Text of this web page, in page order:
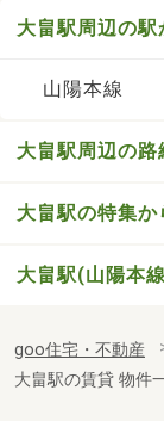
大畠駅周辺の駅
山陽本線
大畠駅周辺の路
大畠駅の特集か
大畠駅(山陽本
goo住宅・不動産
大畠駅の賃貸 物件